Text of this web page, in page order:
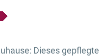
Dieses gepflegte